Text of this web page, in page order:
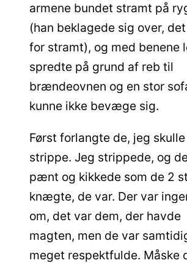
armene bundet stramt på
(han beklagede sig over,
for stramt), og med benene
spredte på grund af reb til
brændeovnen og en stor
kunne ikke bevæge sig.
Først forlangte de, jeg skulle
strippe. Jeg strippede, og
pænt og kikkede som de 2
knægte, de var. Der var
om, det var dem, der havde
magten, men de var
meget respektfulde. Måske